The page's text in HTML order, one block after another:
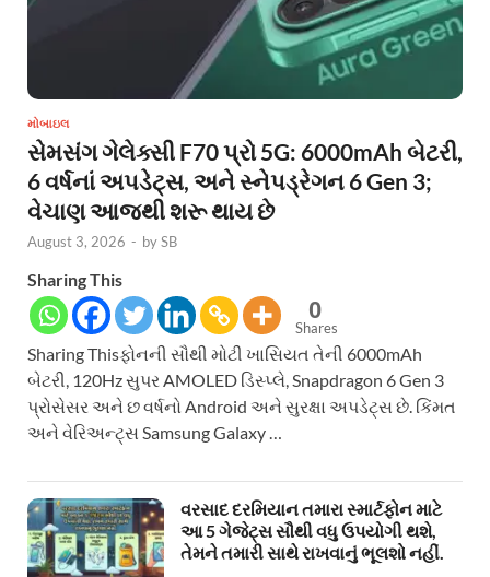
મોબાઇલ
સેમસંગ ગેલેક્સી F70 પ્રો 5G: 6000mAh બેટરી,
6 વર્ષનાં અપડેટ્સ, અને સ્નેપડ્રેગન 6 Gen 3;
વેચાણ આજથી શરૂ થાય છે
August 3, 2026 - bySB
Sharing This
0
Shares
Sharing Thisફોનની સૌથી મોટી ખાસિયત તેની 6000mAh
બેટરી, 120Hz સુપર AMOLED ડિસ્પ્લે, Snapdragon 6 Gen 3
પ્રોસેસર અને છ વર્ષનો Android અને સુરક્ષા અપડેટ્સ છે. કિંમત
અને વેરિઅન્ટ્સ Samsung Galaxy …
વરસાદ દરમિયાન તમારા સ્માર્ટફોન માટે
આ 5 ગેજેટ્સ સૌથી વધુ ઉપયોગી થશે,
તેમને તમારી સાથે રાખવાનું ભૂલશો નહીં.